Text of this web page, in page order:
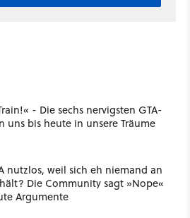
- Die sechs nervigsten GTA-
uns bis heute in unsere Träume
nutzlos, weil sich eh niemand an
Die Community sagt »Nope«
Argumente